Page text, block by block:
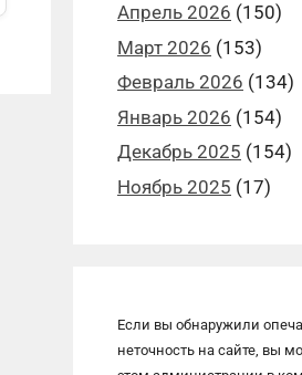
Апрель 2026 (150)
Март 2026 (153)
Февраль 2026 (134)
Январь 2026 (154)
Декабрь 2025 (154)
Ноябрь 2025 (17)
Если вы обнаружили
неточность на сайте, вы